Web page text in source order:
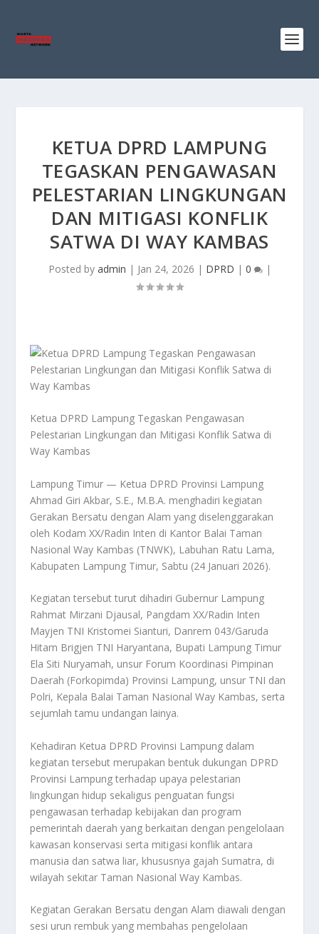
KETUA DPRD LAMPUNG
TEGASKAN PENGAWASAN
PELESTARIAN LINGKUNGAN
DAN MITIGASI KONFLIK
SATWA DI WAY KAMBAS
Posted by admin | Jan 24, 2026 | DPRD | 0 |
Ketua DPRD Lampung Tegaskan Pengawasan
Pelestarian Lingkungan dan Mitigasi Konflik Satwa di
Way Kambas
Lampung Timur — Ketua DPRD Provinsi Lampung
Ahmad Giri Akbar, S.E., M.B.A. menghadiri kegiatan
Gerakan Bersatu dengan Alam yang diselenggarakan
oleh Kodam XX/Radin Inten di Kantor Balai Taman
Nasional Way Kambas (TNWK), Labuhan Ratu Lama,
Kabupaten Lampung Timur, Sabtu (24 Januari 2026).
Kegiatan tersebut turut dihadiri Gubernur Lampung
Rahmat Mirzani Djausal, Pangdam XX/Radin Inten
Mayjen TNI Kristomei Sianturi, Danrem 043/Garuda
Hitam Brigjen TNI Haryantana, Bupati Lampung Timur
Ela Siti Nuryamah, unsur Forum Koordinasi Pimpinan
Daerah (Forkopimda) Provinsi Lampung, unsur TNI dan
Polri, Kepala Balai Taman Nasional Way Kambas, serta
sejumlah tamu undangan lainya.
Kehadiran Ketua DPRD Provinsi Lampung dalam
kegiatan tersebut merupakan bentuk dukungan DPRD
Provinsi Lampung terhadap upaya pelestarian
lingkungan hidup sekaligus penguatan fungsi
pengawasan terhadap kebijakan dan program
pemerintah daerah yang berkaitan dengan pengelolaan
kawasan konservasi serta mitigasi konflik antara
manusia dan satwa liar, khususnya gajah Sumatra, di
wilayah sekitar Taman Nasional Way Kambas.
Kegiatan Gerakan Bersatu dengan Alam diawali dengan
sesi urun rembuk yang membahas pengelolaan